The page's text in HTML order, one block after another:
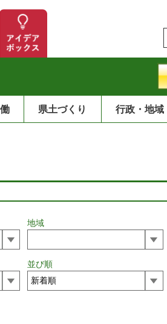
県土づくり 行政・地域
地域
並び順